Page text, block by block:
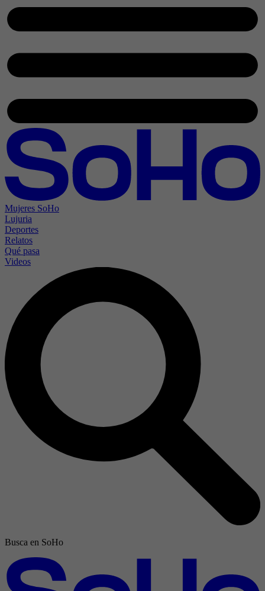
Mujeres SoHo
Lujuria
Deportes
Relatos
Qué pasa
Videos
Busca en SoHo